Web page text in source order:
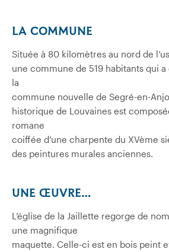
LA COMMUNE
Située à 80 kilomètres au nord de
une commune de 519 habitants qui
la
commune nouvelle de Segré-en-
historique de Louvaines est
romane
coiffée d’une charpente du XVème
des peintures murales anciennes.
UNE ŒUVRE…
L’église de la Jaillette regorge de
une magnifique
maquette. Celle-ci est en bois peint